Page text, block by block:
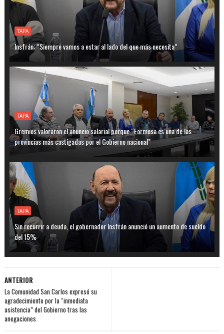
TAPA
Insfrán: “Siempre vamos a estar al lado del que más necesita”
TAPA
Gremios valoraron el anuncio salarial porque “Formosa es una de las
provincias más castigadas por el Gobierno nacional”
TAPA
Sin recurrir a deuda, el gobernador Insfrán anunció un aumento de sueldo
del 15%
ANTERIOR
La Comunidad San Carlos expresó su
agradecimiento por la “inmediata
asistencia” del Gobierno tras las
anegaciones